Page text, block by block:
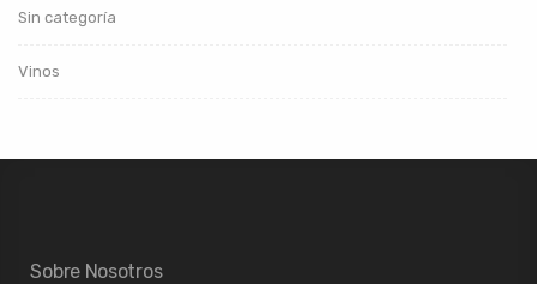
Sin categoría
Vinos
Sobre Nosotros